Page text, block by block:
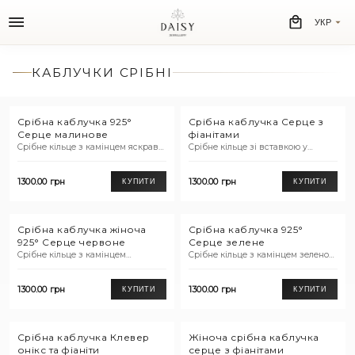
УКР
КАБЛУЧКИ СРІБНІ
Срібна каблучка 925°
Серце малинове
Срібне кільце з камінцем яскраво-
1300.00 грн КУПИТИ
Срібна каблучка Серце з
фіанітами
Срібне кільце зі вставкою у
1300.00 грн КУПИТИ
Срібна каблучка жіноча
925° Серце червоне
Срібне кільце з камінцем
1300.00 грн КУПИТИ
Срібна каблучка 925°
Серце зелене
Срібне кільце з камінцем зеленого
1300.00 грн КУПИТИ
Срібна каблучка Клевер
онікс та фіаніти
Жіноча срібна каблучка
серце з фіанітами